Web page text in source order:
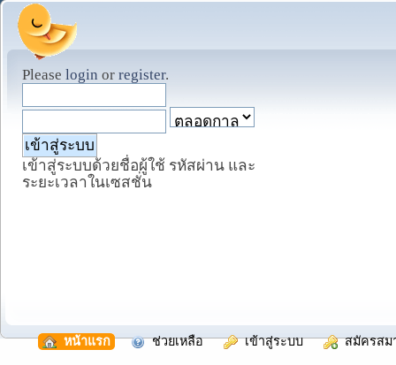
Please login or register.
เข้าสู่ระบบด้วยชื่อผู้ใช้ รหัสผ่าน และ
ระยะเวลาในเซสชั่น
หน้าแรก ช่วยเหลือ เข้าสู่ระบบ สมัครสม